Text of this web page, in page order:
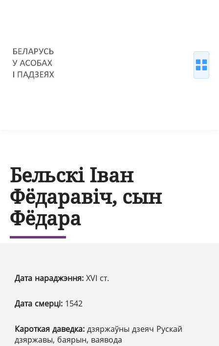
Бельскі Іван
Фёдаравіч, сын
Фёдара
Дата нараджэння: XVI ст.
Дата смерці: 1542
Кароткая даведка: дзяржаўны дзеяч Рускай
дзяржавы, баярын, ваявода